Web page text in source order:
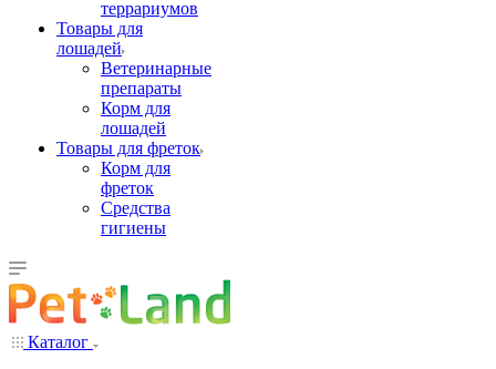
террариумов
Товары для
лошадей
Ветеринарные
препараты
Корм для
лошадей
Товары для фреток
Корм для
фреток
Средства
гигиены
Каталог